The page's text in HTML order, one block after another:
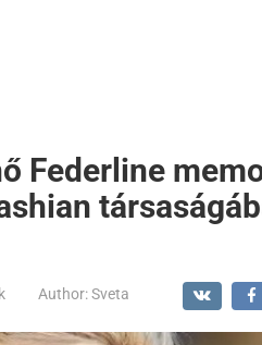
Federline
Author:Sveta